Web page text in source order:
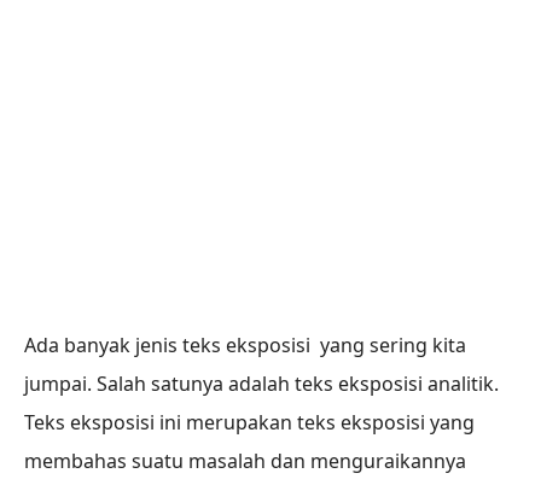
Ada banyak jenis teks eksposisi yang sering kita
jumpai. Salah satunya adalah teks eksposisi analitik.
Teks eksposisi ini merupakan teks eksposisi yang
membahas suatu masalah dan menguraikannya